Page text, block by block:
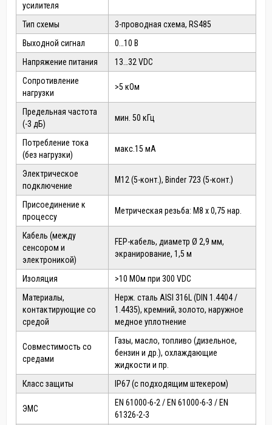
усилителя
Тип схемы
3-проводная схема, RS485
Выходной сигнал
0…10 В
Напряжение питания
13…32 VDC
Сопротивление
нагрузки
>5 кОм
Предельная частота
(-3 дБ)
мин. 50 кГц
Потребление тока
(без нагрузки)
макс.15 мА
Электрическое
подключение
M12 (5-конт.), Binder 723 (5-конт.)
Присоединение к
процессу
Метрическая резьба: M8 x 0,75 нар.
Кабель (между
сенсором и
электроникой)
FEP-кабель, диаметр Ø 2,9 мм,
экранирование, 1,5 м
Изоляция
>10 МОм при 300 VDC
Материалы,
контактирующие со
средой
Нерж. сталь AISI 316L (DIN 1.4404 /
1.4435), кремний, золото, наружное
медное уплотнение
Совместимость со
средами
Газы, масло, топливо (дизельное,
бензин и др.), охлаждающие
жидкости и пр.
Класс защиты
IP67 (с подходящим штекером)
ЭМС
EN 61000-6-2 / EN 61000-6-3 / EN
61326-2-3